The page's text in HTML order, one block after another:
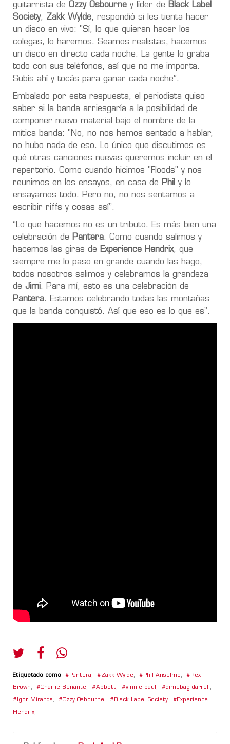
guitarrista de Ozzy Osbourne y líder de Black Label
Society, Zakk Wylde, respondió si les tienta hacer
un disco en vivo: "Sí, lo que quieran hacer los
colegas, lo haremos. Seamos realistas, hacemos
un disco en directo cada noche. La gente lo graba
todo con sus teléfonos, así que no me importa.
Subís ahí y tocás para ganar cada noche”.
Embalado por esta respuesta, el periodista quiso
saber si la banda arriesgaría a la posibilidad de
componer nuevo material bajo el nombre de la
mítica banda: "No, no nos hemos sentado a hablar,
no hubo nada de eso. Lo único que discutimos es
qué otras canciones nuevas queremos incluir en el
repertorio. Como cuando hicimos "Floods" y nos
reunimos en los ensayos, en casa de Phil y lo
ensayamos todo. Pero no, no nos sentamos a
escribir riffs y cosas así”.
“Lo que hacemos no es un tributo. Es más bien una
celebración de Pantera. Como cuando salimos y
hacemos las giras de Experience Hendrix, que
siempre me lo paso en grande cuando las hago,
todos nosotros salimos y celebramos la grandeza
de Jimi. Para mí, esto es una celebración de
Pantera. Estamos celebrando todas las montañas
que la banda conquistó. Así que eso es lo que es”.
Etiquetado como Pantera, Zakk Wylde, Phil Anselmo, Rex
Brown, Charlie Benante, Abbott, vinnie paul , dimebag darrell ,
Igor Miranda, Ozzy Osbourne, Black Label Society, Experience
Hendrix,